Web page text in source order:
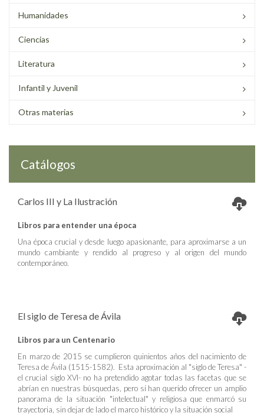
Humanidades
Ciencias
Literatura
Infantil y Juvenil
Otras materias
Catálogos
Carlos III y La Ilustración
Libros para entender una época
Una época crucial y desde luego apasionante, para aproximarse a un
mundo cambiante y rendido al progreso y al origen del mundo
contemporáneo.
El siglo de Teresa de Ávila
Libros para un Centenario
En marzo de 2015 se cumplieron quinientos años del nacimiento de
Teresa de Ávila (1515-1582). Esta aproximación al "siglo de Teresa" -
el crucial siglo XVI- no ha pretendido agotar todas las facetas que se
abrían en nuestras búsquedas, pero sí han querido ofrecer un amplio
panorama de la situación "intelectual" y religiosa que enmarcó su
trayectoria, sin dejar de lado el marco histórico y la situación social